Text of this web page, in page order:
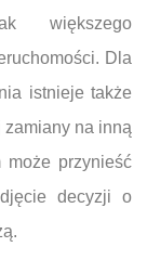
większego
Dla
istnieje także
na inną
może przynieść
decyzji o